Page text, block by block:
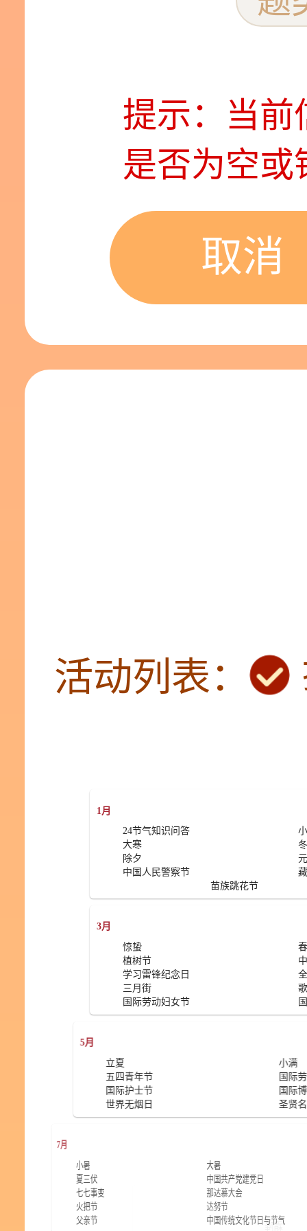
提示：当前
是否为空或
取消
活动列表：
1月
24节气知识问答
大寒
除夕
中国人民警察节
苗族跳花节
3月
惊蛰
植树节
学习雷锋纪念日
三月街
国际劳动妇女节
立夏
五四青年节
国际护士节
世界无烟日